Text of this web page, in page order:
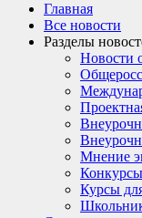
Главная
Все новости
Разделы
Новости
Мнение
Курсы